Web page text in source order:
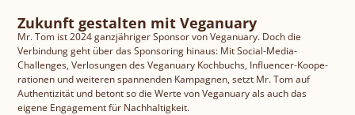
Zukunft gestalten mit Veganuary
Mr. Tom ist 2024 ganzjähriger Sponsor von Veganuary. Doch die
Verbindung geht über das Sponsoring hinaus: Mit Social-Media-
Challenges, Verlosungen des Veganuary Kochbuchs, Influencer-Koope-
rationen und weiteren spannenden Kampagnen, setzt Mr. Tom auf
Authentizität und betont so die Werte von Veganuary als auch das
eigene Engagement für Nachhaltigkeit.